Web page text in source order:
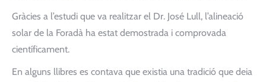
Gràcies a l’estudi que va realitzar el Dr. José Lull, l’alineació
solar de la Foradà ha estat demostrada i comprovada
científicament.
En alguns llibres es contava que existia una tradició que deia